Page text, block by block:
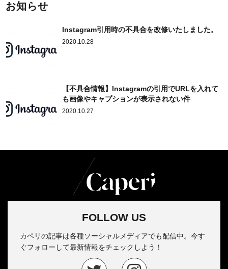
お知らせ
Instagram引用時の不具合を改修いたしました。
2020.10.28
【不具合情報】Instagramの引用でURLを入れて
も画像やキャプションが表示されない件
2020.10.27
FOLLOW US
カペリの記事は各種ソーシャルメディアでも配信中。今す
ぐフォローして最新情報をチェックしよう！